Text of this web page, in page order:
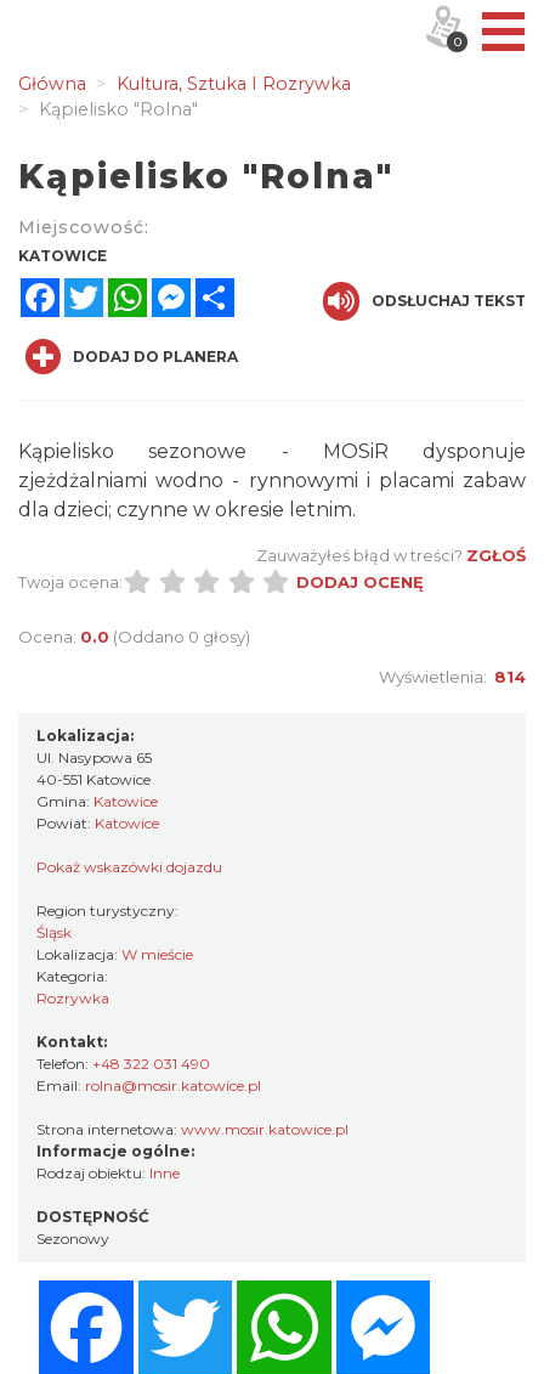
Główna
Kultura, Sztuka I Rozrywka
Kąpielisko "Rolna"
Kąpielisko "Rolna"
Miejscowość:
KATOWICE
FacebookTwitterWhatsAppMessenger
ODSŁUCHAJ TEKST
DODAJ DO PLANERA
Kąpielisko sezonowe - MOSiR dysponuje
zjeżdżalniami wodno - rynnowymi i placami zabaw
dla dzieci; czynne w okresie letnim.
Zauważyłeś błąd w treści? ZGŁOŚ
Twoja ocena:
DODAJ OCENĘ
Ocena: 0.0 (Oddano 0 głosy)
Wyświetlenia: 814
Lokalizacja:
Ul. Nasypowa 65
40-551 Katowice
Gmina: Katowice
Powiat: Katowice
Pokaż wskazówki dojazdu
Region turystyczny:
Śląsk
Lokalizacja: W mieście
Kategoria:
Rozrywka
Kontakt:
Telefon: +48 322 031 490
Email: rolna@mosir.katowice.pl
Strona internetowa: www.mosir.katowice.pl
Informacje ogólne:
Rodzaj obiektu: Inne
DOSTĘPNOŚĆ
Sezonowy
Twitter WhatsApp
0